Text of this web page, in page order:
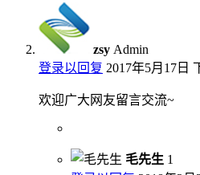
zsy Admin
登录以回复 2017年5月17日
欢迎广大网友留言交流~
毛先生 1